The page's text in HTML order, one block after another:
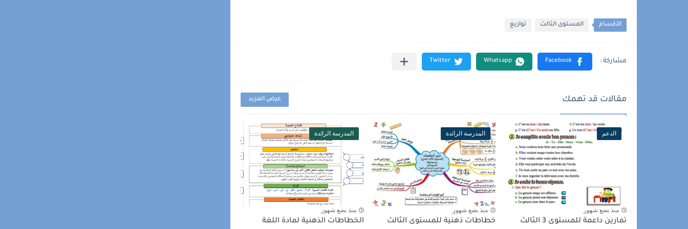
الأقسام المستوى الثالث توازيع
مقالات قد تهمك عرض المزيد
الدعم
منذ بضع شهور
تمارين داعمة للمستوى 3 الثالث
المدرسة الرائدة
منذ بضع شهور
خطاطات ذهنية للمستوى الثالث
المدرسة الرائدة
منذ بضع شهور
الخطاطات الذهنية لمادة اللغة